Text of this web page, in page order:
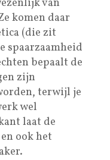
van
komen daar
(die zit
spaarzaamheid
bepaalt de
zijn
terwijl je
wel
laat de
ook het